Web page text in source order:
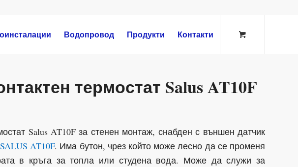
Водопровод Продукти Контакти
термостат Salus AT10F
Salus AT10F за стенен монтаж, снабден с външен датчик
SALUS AT10F. Има бутон, чрез който може лесно да се променя
в кръга за топла или студена вода. Може да служи за